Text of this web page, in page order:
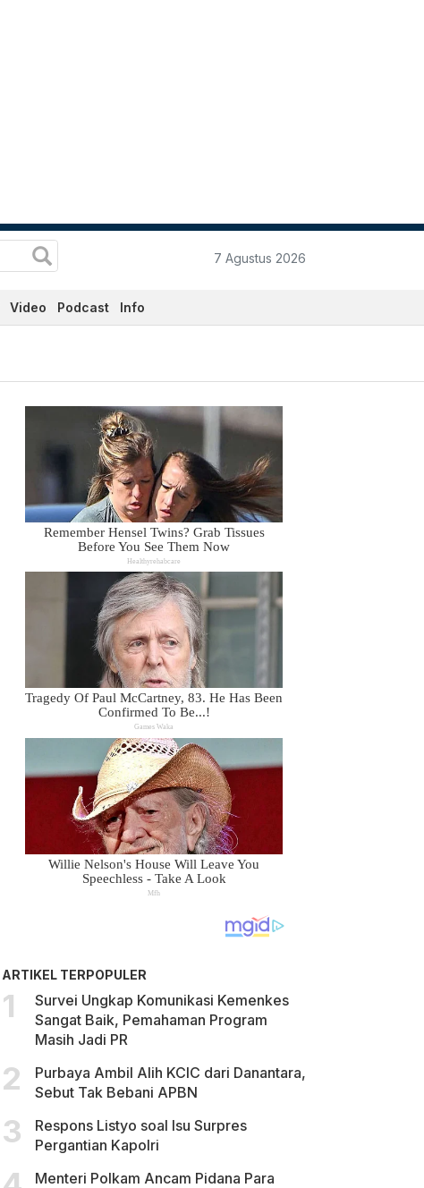
7 Agustus 2026
Video Podcast Info
ARTIKEL TERPOPULER
Survei Ungkap Komunikasi Kemenkes
Sangat Baik, Pemahaman Program
Masih Jadi PR
Purbaya Ambil Alih KCIC dari Danantara,
Sebut Tak Bebani APBN
Respons Listyo soal Isu Surpres
Pergantian Kapolri
Menteri Polkam Ancam Pidana Para